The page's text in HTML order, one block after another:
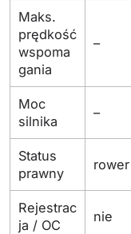
Maks.
prędkość
wspoma
gania
–
Moc
silnika
–
Status
prawny
rower
Rejestrac
ja / OC
nie